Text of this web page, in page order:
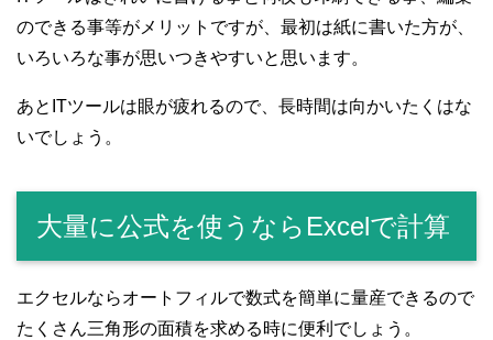
のできる事等がメリットですが、最初は紙に書いた方が、
いろいろな事が思いつきやすいと思います。
あとITツールは眼が疲れるので、長時間は向かいたくはな
いでしょう。
大量に公式を使うならExcelで計算
エクセルならオートフィルで数式を簡単に量産できるので
たくさん三角形の面積を求める時に便利でしょう。